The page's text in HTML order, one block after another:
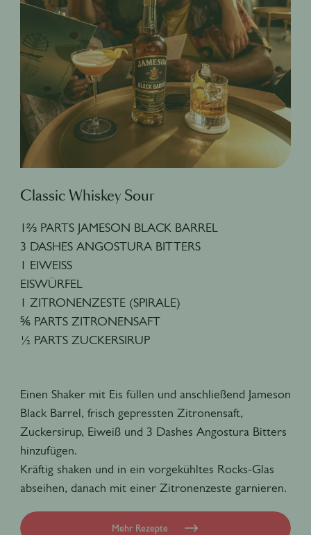
Classic Whiskey Sour
1⅔ PARTS JAMESON BLACK BARREL
3 DASHES ANGOSTURA BITTERS
1 EIWEISS
EISWÜRFEL
1 ZITRONENZESTE (SPIRALE)
⅚ PARTS ZITRONENSAFT
½ PARTS ZUCKERSIRUP
Einen Shaker mit Eis füllen und anschließend Jameson
Black Barrel, frisch gepressten Zitronensaft,
Zuckersirup, Eiweiß und 3 Dashes Angostura Bitters
hinzufügen.
Kräftig shaken und in ein vorgekühltes Rocks-Glas
abseihen, danach mit einer Zitronenzeste garnieren.
Mehr Rezepte